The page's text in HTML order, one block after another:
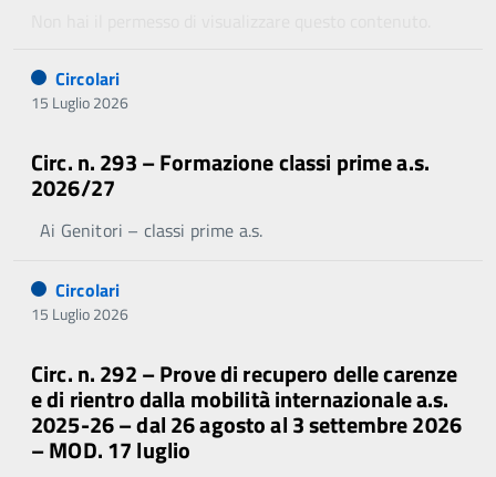
Circolari
15 Luglio 2026
Circ. n. 293 – Formazione classi prime a.s.
2026/27
Ai Genitori – classi prime a.s.
Circolari
15 Luglio 2026
Circ. n. 292 – Prove di recupero delle carenze
e di rientro dalla mobilità internazionale a.s.
2025-26 – dal 26 agosto al 3 settembre 2026
– MOD. 17 luglio